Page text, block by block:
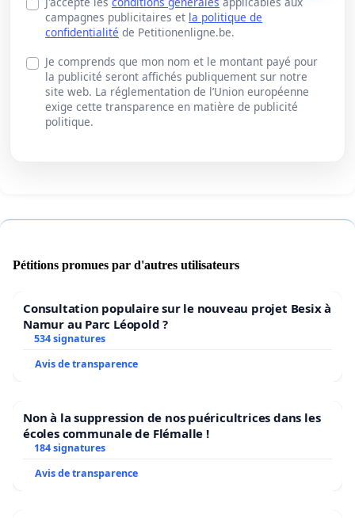
campagnes publicitaires et la politique de
confidentialité de Petitionenligne.be.
Je comprends que mon nom et le montant payé pour
la publicité seront affichés publiquement sur notre
site web. La réglementation de l’Union européenne
exige cette transparence en matière de publicité
politique.
Pétitions promues par d'autres utilisateurs
Consultation populaire sur le nouveau projet Besix à
Namur au Parc Léopold ?
534 signatures
Avis de transparence
Non à la suppression de nos puéricultrices dans les
écoles communale de Flémalle !
184 signatures
Avis de transparence